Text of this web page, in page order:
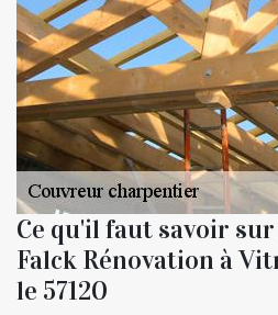
Ce qu'il faut savoir
Falck Rénovation à
le 57120